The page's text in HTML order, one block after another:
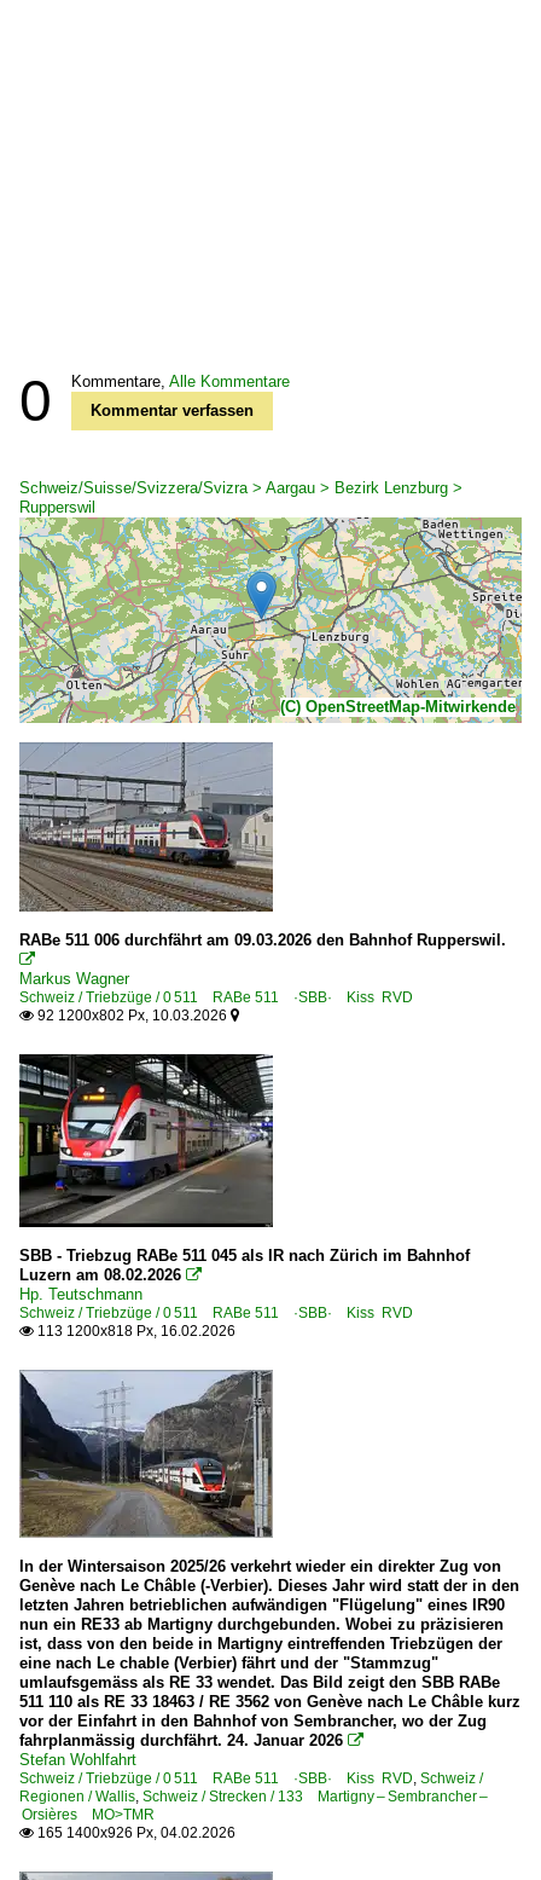
0 Kommentare, Alle Kommentare
Kommentar verfassen
Schweiz/Suisse/Svizzera/Svizra > Aargau > Bezirk Lenzburg >
Rupperswil
(C) OpenStreetMap-Mitwirkende
RABe 511 006 durchfährt am 09.03.2026 den Bahnhof Rupperswil.

Markus Wagner
Schweiz / Triebzüge / 0 511 RABe 511 ·SBB· Kiss RVD
 92 1200x802 Px, 10.03.2026 
SBB - Triebzug RABe 511 045 als IR nach Zürich im Bahnhof
Luzern am 08.02.2026 
Hp. Teutschmann
Schweiz / Triebzüge / 0 511 RABe 511 ·SBB· Kiss RVD
 113 1200x818 Px, 16.02.2026
In der Wintersaison 2025/26 verkehrt wieder ein direkter Zug von
Genève nach Le Châble (-Verbier). Dieses Jahr wird statt der in den
letzten Jahren betrieblichen aufwändigen "Flügelung" eines IR90
nun ein RE33 ab Martigny durchgebunden. Wobei zu präzisieren
ist, dass von den beide in Martigny eintreffenden Triebzügen der
eine nach Le chable (Verbier) fährt und der "Stammzug"
umlaufsgemäss als RE 33 wendet. Das Bild zeigt den SBB RABe
511 110 als RE 33 18463 / RE 3562 von Genève nach Le Châble kurz
vor der Einfahrt in den Bahnhof von Sembrancher, wo der Zug
fahrplanmässig durchfährt. 24. Januar 2026 
Stefan Wohlfahrt
Schweiz / Triebzüge / 0 511 RABe 511 ·SBB· Kiss RVD, Schweiz /
Regionen / Wallis, Schweiz / Strecken / 133 Martigny – Sembrancher –
Orsières MO>TMR
 165 1400x926 Px, 04.02.2026